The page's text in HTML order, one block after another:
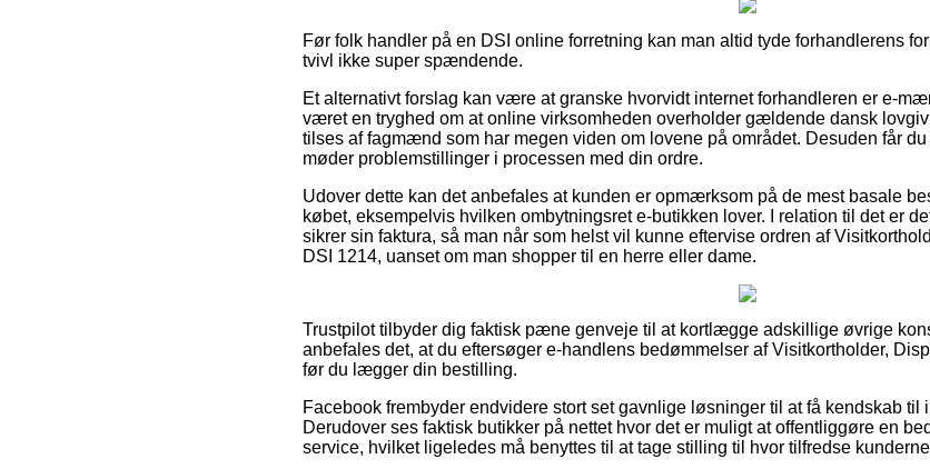
Før folk handler på en DSI online forretning kan man altid tyde forhandlerens
tvivl ikke super spændende.
Et alternativt forslag kan være at granske hvorvidt internet forhandleren er e-
været en tryghed om at online virksomheden overholder gældende dansk
tilses af fagmænd som har megen viden om lovene på området. Desuden får
møder problemstillinger i processen med din ordre.
Udover dette kan det anbefales at kunden er opmærksom på de mest basale
købet, eksempelvis hvilken ombytningsret e-butikken lover. I relation til det er
sikrer sin faktura, så man når som helst vil kunne eftervise ordren af
DSI 1214, uanset om man shopper til en herre eller dame.
Trustpilot tilbyder dig faktisk pæne genveje til at kortlægge adskillige øvrige
anbefales det, at du eftersøger e-handlens bedømmelser af Visitkortholder,
før du lægger din bestilling.
Facebook frembyder endvidere stort set gavnlige løsninger til at få kendskab til
Derudover ses faktisk butikker på nettet hvor det er muligt at offentliggøre en
service, hvilket ligeledes må benyttes til at tage stilling til hvor tilfredse